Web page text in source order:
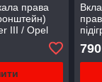
права
III / Opel
FT88820
790